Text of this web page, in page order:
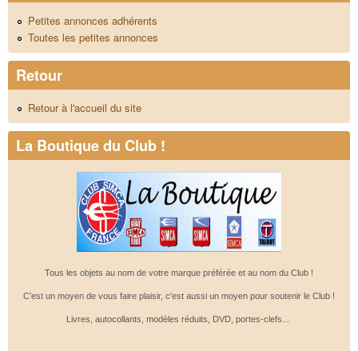
Petites annonces adhérents
Toutes les petites annonces
Retour
Retour à l'accueil du site
La Boutique du Club !
Tous les objets au nom de votre marque préférée et au nom du Club !
C'est un moyen de vous faire plaisir, c'est aussi un moyen pour soutenir le Club !
Livres, autocollants, modèles réduits, DVD, portes-clefs...